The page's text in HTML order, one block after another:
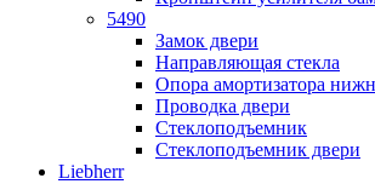
5490
Замок двери
Направляющая стекла
Опора амортизатора
Проводка двери
Стеклоподъемник
Стеклоподъемник двери
Liebherr